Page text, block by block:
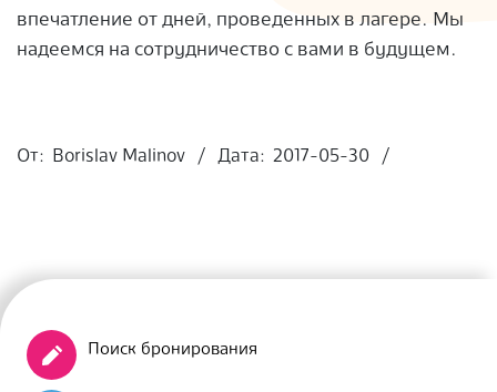
впечатление от дней, проведенных в лагере. Мы
надеемся на сотрудничество с вами в будущем.
05-
От: Borislav Malinov Дата: 2017-05-30
Поиск бронирования